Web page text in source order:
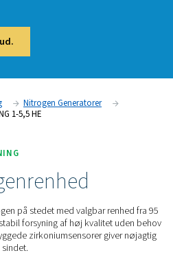
HE
førsteklasses generator til
passer nemt ind i eksisterende
tilbud.